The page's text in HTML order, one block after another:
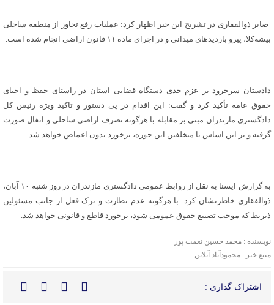
‌ صابر ذوالفقاری در تشریح این خبر اظهار کرد: عملیات رفع تجاوز از منطقه ساحلی
بیشه‌کلا، پیرو بازدیدهای میدانی و در اجرای ماده ۱۱ قانون اراضی انجام شده است.
‌دادستان سرخرود بر عزم جدی دستگاه قضایی استان در راستای حفظ و احیای
حقوق عامه تأکید کرد و گفت: این اقدام در پی دستور و تاکید ویژه رئیس کل
دادگستری مازندران مبنی بر مقابله با هرگونه تصرف اراضی ساحلی و انفال صورت
گرفته و بر این اساس با متخلفین این حوزه، برخورد بدون اغماض خواهد شد.
‌به گزارش ایسنا به نقل از روابط عمومی دادگستری مازندران در روز شنبه ۱۰ آبان،
ذوالفقاری خاطرنشان کرد: با هرگونه عدم نظارت و ترک فعل از جانب مسئولین
ذیربط که موجب تضییع حقوق عمومی شود، برخورد قاطع و قانونی خواهد شد.
نویسنده : محمد حسین نعمت پور
منبع خبر : محمودآباد آنلاین
اشتراک گذاری :